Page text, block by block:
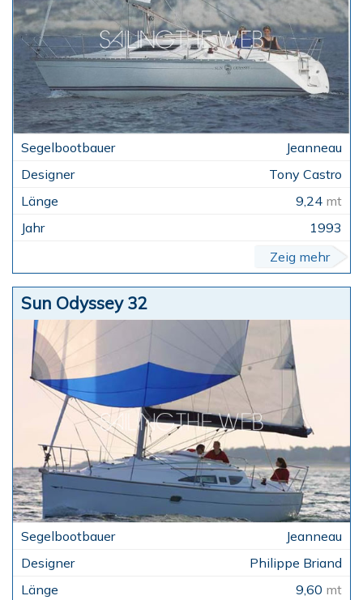
Jeanneau
Tony Castro
9,24 mt
1993
Zeig mehr
Sun Odyssey 32
Jeanneau
Philippe Briand
9,60 mt